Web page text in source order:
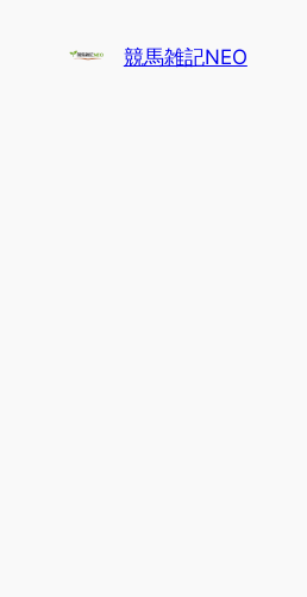
競馬雑記NEO